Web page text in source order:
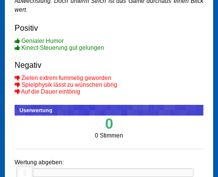
wert.
Positiv
Genialer Humor
Kinect-Steuerung gut gelungen
Negativ
Zielen extrem fummelig geworden
Spielphysik lässt zu wünschen übrig
Auf die Dauer eintönig
Userwertung
0
0 Stimmen
Wertung abgeben: